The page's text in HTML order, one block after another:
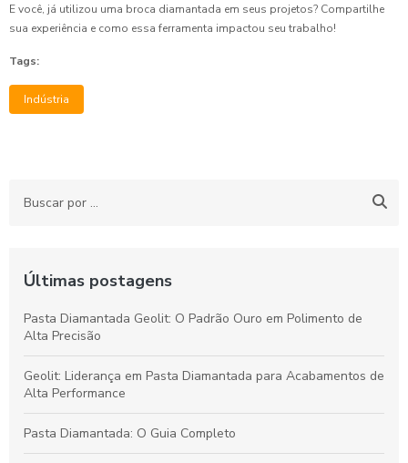
E você, já utilizou uma broca diamantada em seus projetos? Compartilhe
sua experiência e como essa ferramenta impactou seu trabalho!
Tags:
Indústria
Últimas postagens
Pasta Diamantada Geolit: O Padrão Ouro em Polimento de
Alta Precisão
Geolit: Liderança em Pasta Diamantada para Acabamentos de
Alta Performance
Pasta Diamantada: O Guia Completo